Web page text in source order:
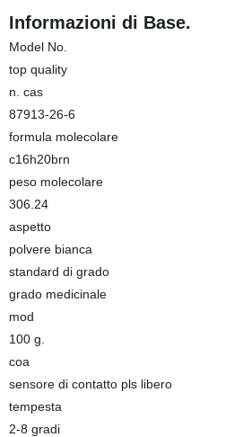
Informazioni di Base.
Model No.
top quality
n. cas
87913-26-6
formula molecolare
c16h20brn
peso molecolare
306.24
aspetto
polvere bianca
standard di grado
grado medicinale
mod
100 g.
coa
sensore di contatto pls libero
tempesta
2-8 gradi